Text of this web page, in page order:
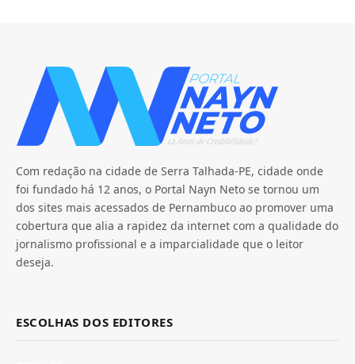
Com redação na cidade de Serra Talhada-PE, cidade onde
foi fundado há 12 anos, o Portal Nayn Neto se tornou um
dos sites mais acessados de Pernambuco ao promover uma
cobertura que alia a rapidez da internet com a qualidade do
jornalismo profissional e a imparcialidade que o leitor
deseja.
ESCOLHAS DOS EDITORES